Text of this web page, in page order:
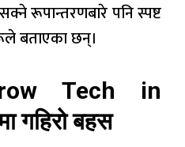
रूपान्तरणबारे पनि स्पष्ट
बताएका छन्।
Tech in
गहिरो बहस